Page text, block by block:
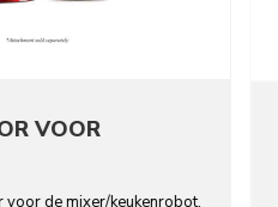
VOOR
de mixer/keukenrobot.